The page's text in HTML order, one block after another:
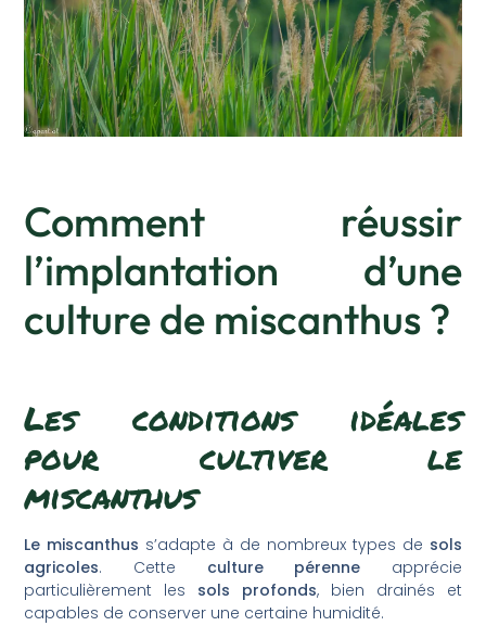
Comment réussir
l’implantation d’une
culture de miscanthus ?
Les conditions idéales
pour cultiver le
miscanthus
Le miscanthus s’adapte à de nombreux types de sols
agricoles. Cette culture pérenne apprécie
particulièrement les sols profonds, bien drainés et
capables de conserver une certaine humidité.